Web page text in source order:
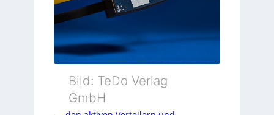
Bild: TeDo Verlag
GmbH